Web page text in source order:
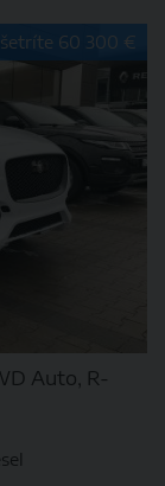
60 300 €
Auto, R-